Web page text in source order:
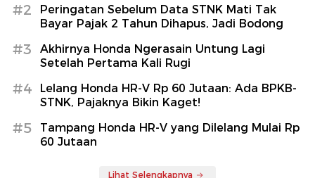
#2
Peringatan Sebelum Data STNK Mati Tak
Bayar Pajak 2 Tahun Dihapus, Jadi Bodong
#3
Akhirnya Honda Ngerasain Untung Lagi
Setelah Pertama Kali Rugi
#4
Lelang Honda HR-V Rp 60 Jutaan: Ada BPKB-
STNK, Pajaknya Bikin Kaget!
#5
Tampang Honda HR-V yang Dilelang Mulai Rp
60 Jutaan
Lihat Selengkapnya